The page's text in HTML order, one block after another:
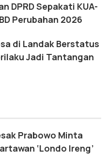
DPRD Sepakati KUA-
Perubahan 2026
di Landak Berstatus
Jadi Tantangan
Prabowo Minta
‘Londo Ireng’